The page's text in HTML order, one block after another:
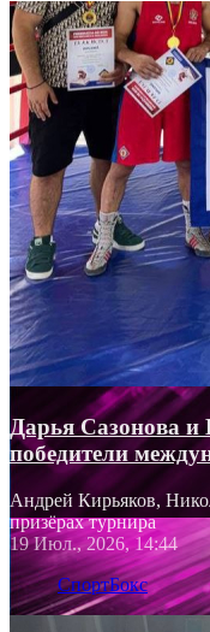
Дарья Сазонова и
победители
Андрей Кирьяков,
призёрах турнира
19 Июл., 2026, 14:44
СпортБокс